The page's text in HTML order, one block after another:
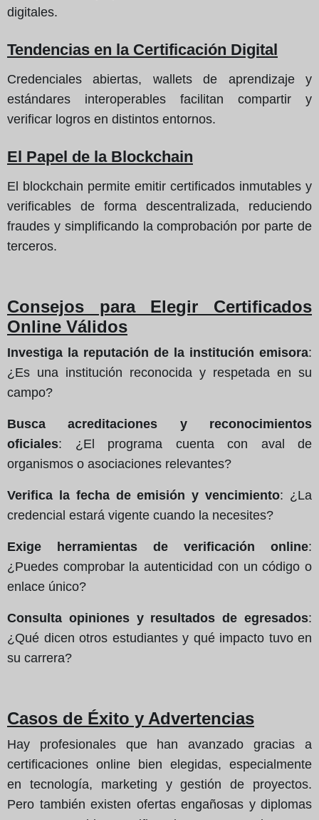
digitales.
Tendencias en la Certificación Digital
Credenciales abiertas, wallets de aprendizaje y
estándares interoperables facilitan compartir y
verificar logros en distintos entornos.
El Papel de la Blockchain
El blockchain permite emitir certificados inmutables y
verificables de forma descentralizada, reduciendo
fraudes y simplificando la comprobación por parte de
terceros.
Consejos para Elegir Certificados
Online Válidos
Investiga la reputación de la institución emisora:
¿Es una institución reconocida y respetada en su
campo?
Busca acreditaciones y reconocimientos
oficiales: ¿El programa cuenta con aval de
organismos o asociaciones relevantes?
Verifica la fecha de emisión y vencimiento: ¿La
credencial estará vigente cuando la necesites?
Exige herramientas de verificación online:
¿Puedes comprobar la autenticidad con un código o
enlace único?
Consulta opiniones y resultados de egresados:
¿Qué dicen otros estudiantes y qué impacto tuvo en
su carrera?
Casos de Éxito y Advertencias
Hay profesionales que han avanzado gracias a
certificaciones online bien elegidas, especialmente
en tecnología, marketing y gestión de proyectos.
Pero también existen ofertas engañosas y diplomas